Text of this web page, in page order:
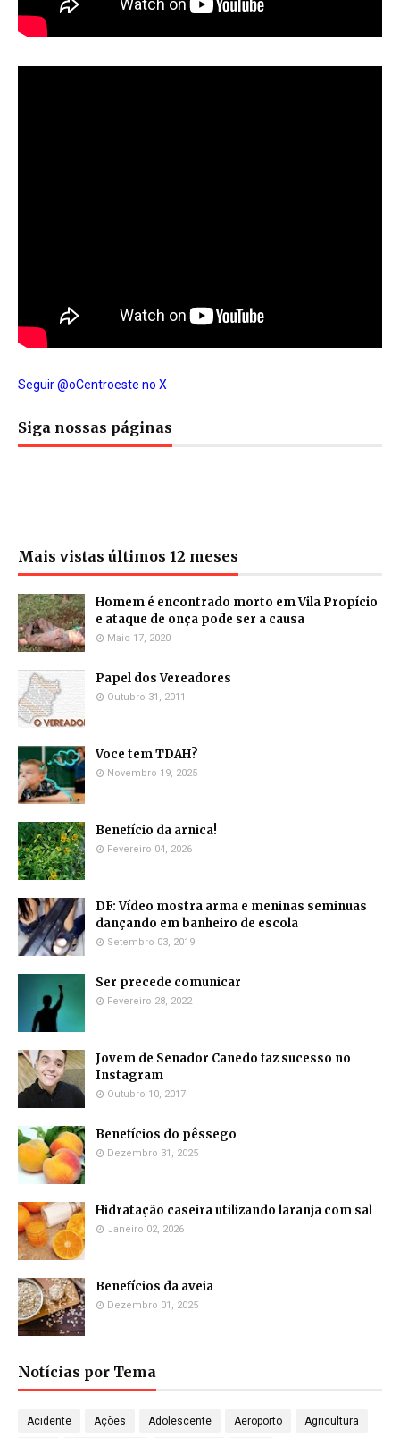
Seguir @oCentroeste no X
Siga nossas páginas
Mais vistas últimos 12 meses
Homem é encontrado morto em Vila Propício
e ataque de onça pode ser a causa
Maio 17, 2020
Papel dos Vereadores
Outubro 31, 2011
Voce tem TDAH?
Novembro 19, 2025
Benefício da arnica!
Fevereiro 04, 2026
DF: Vídeo mostra arma e meninas seminuas
dançando em banheiro de escola
Setembro 03, 2019
Ser precede comunicar
Fevereiro 28, 2022
Jovem de Senador Canedo faz sucesso no
Instagram
Outubro 10, 2017
Benefícios do pêssego
Dezembro 31, 2025
Hidratação caseira utilizando laranja com sal
Janeiro 02, 2026
Benefícios da aveia
Dezembro 01, 2025
Notícias por Tema
Acidente Ações Adolescente Aeroporto Agricultura